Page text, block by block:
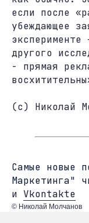
если после
убеждающее
другого
- прямая
(c) Николай
Cамые новые
Маркетинга"
и Vkontakte
© Николай Молчанов